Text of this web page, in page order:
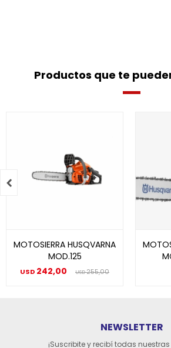
Productos que te
MOTOSIERRA HUSQVARNA
MOD.125
USD 242,00 USD255,00

NEWSLETTER
¡Suscribite y recibí todas